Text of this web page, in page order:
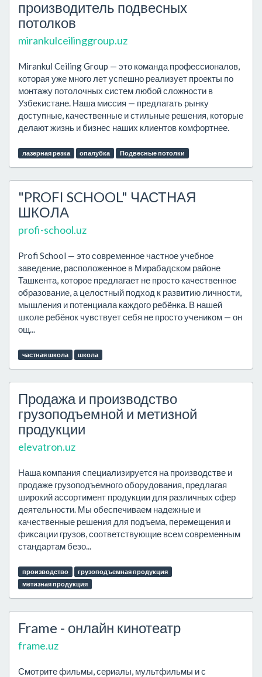
производитель подвесных
потолков
mirankulceilinggroup.uz
Mirankul Ceiling Group — это команда профессионалов,
которая уже много лет успешно реализует проекты по
монтажу потолочных систем любой сложности в
Узбекистане. Наша миссия — предлагать рынку
доступные, качественные и стильные решения, которые
делают жизнь и бизнес наших клиентов комфортнее.
лазерная резка опалубка Подвесные потолки
"PROFI SCHOOL" ЧАСТНАЯ
ШКОЛА
profi-school.uz
Profi School — это современное частное учебное
заведение, расположенное в Мирабадском районе
Ташкента, которое предлагает не просто качественное
образование, а целостный подход к развитию личности,
мышления и потенциала каждого ребёнка. В нашей
школе ребёнок чувствует себя не просто учеником — он
ощ...
частная школа школа
Продажа и производство
грузоподъемной и метизной
продукции
elevatron.uz
Наша компания специализируется на производстве и
продаже грузоподъемного оборудования, предлагая
широкий ассортимент продукции для различных сфер
деятельности. Мы обеспечиваем надежные и
качественные решения для подъема, перемещения и
фиксации грузов, соответствующие всем современным
стандартам безо...
производство
грузоподъемная продукция
метизная продукция
Frame - онлайн кинотеатр
frame.uz
Смотрите фильмы, сериалы, мультфильмы и с